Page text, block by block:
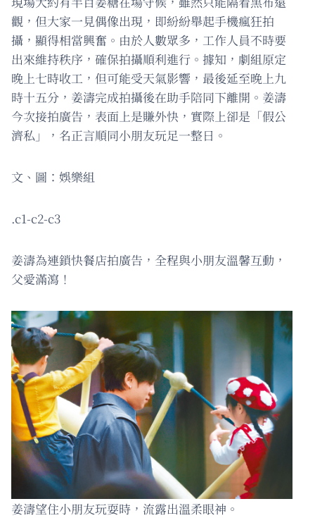
觀，但大家一見偶像出現，即紛紛舉起手機瘋狂拍
攝，顯得相當興奮。由於人數眾多，工作人員不時要
出來維持秩序，確保拍攝順利進行。據知，劇組原定
晚上七時收工，但可能受天氣影響，最後延至晚上九
時十五分，姜濤完成拍攝後在助手陪同下離開。姜濤
今次接拍廣告，表面上是賺外快，實際上卻是「假公
濟私」，名正言順同小朋友玩足一整日。
文、圖：娛樂組
.c1-c2-c3
姜濤為連鎖快餐店拍廣告，全程與小朋友溫馨互動，
父愛滿瀉！
姜濤望住小朋友玩耍時，流露出溫柔眼神。